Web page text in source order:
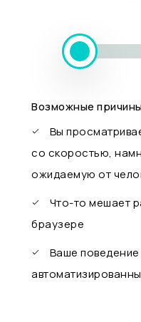
Возможные
Вы
со скоростью,
ожидаемую от
Что-то мешает
браузере
Ваше